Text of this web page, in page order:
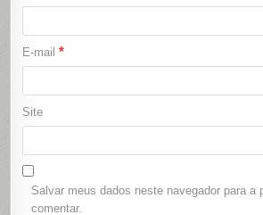
E-mail*
Site
Salvar meus dados neste navegador para a
comentar.